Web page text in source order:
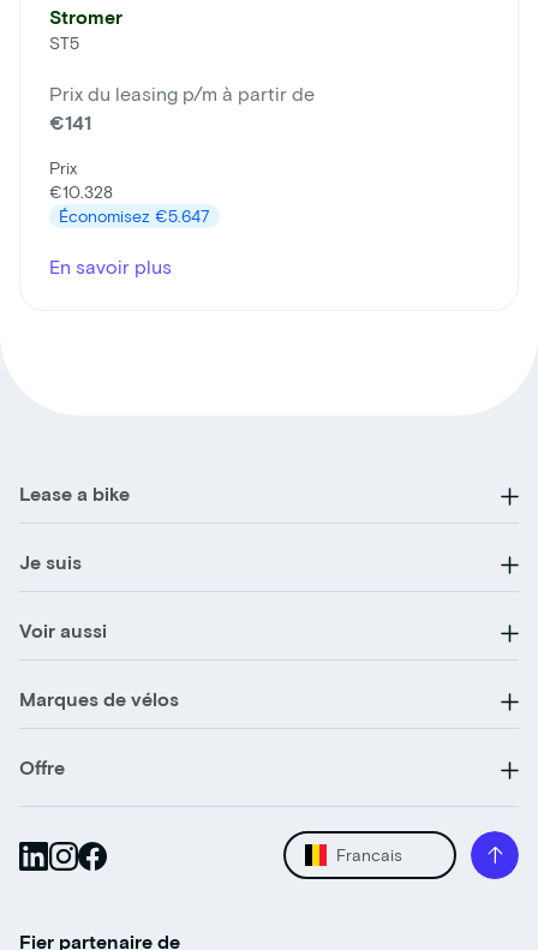
Stromer
ST5
Prix du leasing p/m à partir de
€141
Prix
€10.328
Économisez €5.647
En savoir plus
Lease a bike
Je suis
Voir aussi
Marques de vélos
Offre
Francais
Fier partenaire de